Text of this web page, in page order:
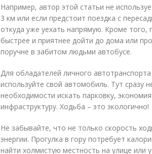
Например, автор этой статьи не
3 км или если предстоит поездка с
откуда уже уехать напрямую. Кроме
быстрее и приятнее дойти до дома или
поручне в забитом людьми автобусе.
Для обладателей личного
используйте свой автомобиль. Тут сразу
необходимости искать парковку,
инфраструктуру. Ходьба – это экологично!
Не забывайте, что не только скорость
энергии. Прогулка в гору потребует
найти холмистую местность на улице или